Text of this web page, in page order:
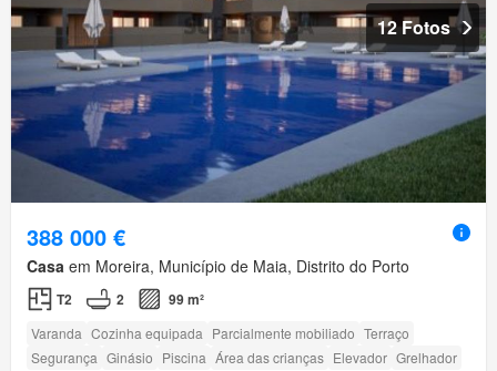
12 Fotos
388 000 €
Casa em Moreira, Município de Maia, Distrito do Porto
T2 2 99 m²
Varanda Cozinha equipada Parcialmente mobiliado Terraço
Segurança Ginásio Piscina Área das crianças Elevador Grelhador